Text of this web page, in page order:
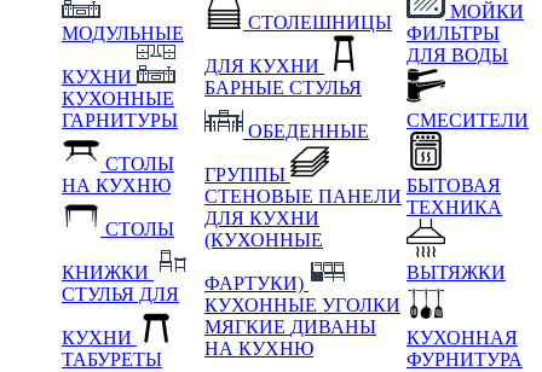
МОДУЛЬНЫЕ
КУХНИ
КУХОННЫЕ
ГАРНИТУРЫ
СТОЛЫ
НА КУХНЮ
СТОЛЫ
КНИЖКИ
СТУЛЬЯ ДЛЯ
КУХНИ
ТАБУРЕТЫ
СТОЛЕШНИЦЫ
ДЛЯ КУХНИ
БАРНЫЕ СТУЛЬЯ
ОБЕДЕННЫЕ
ГРУППЫ
СТЕНОВЫЕ ПАНЕЛИ
ДЛЯ КУХНИ
(КУХОННЫЕ
ФАРТУКИ)
КУХОННЫЕ УГОЛКИ
МЯГКИЕ ДИВАНЫ
НА КУХНЮ
МОЙКИ
ФИЛЬТРЫ
ДЛЯ ВОДЫ
СМЕСИТЕЛИ
БЫТОВАЯ
ТЕХНИКА
ВЫТЯЖКИ
КУХОННАЯ
ФУРНИТУРА